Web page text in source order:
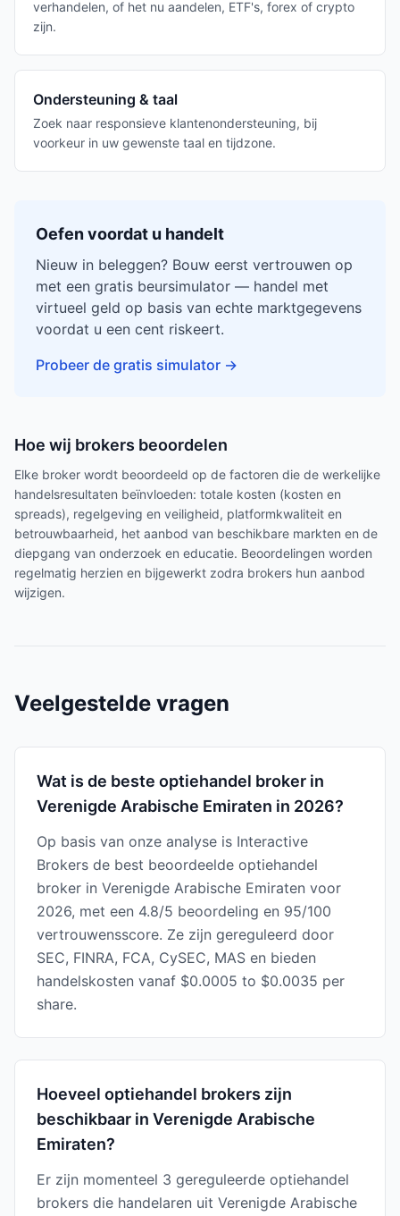
verhandelen, of het nu aandelen, ETF's, forex of crypto
zijn.
Ondersteuning & taal
Zoek naar responsieve klantenondersteuning, bij
voorkeur in uw gewenste taal en tijdzone.
Oefen voordat u handelt
Nieuw in beleggen? Bouw eerst vertrouwen op
met een gratis beursimulator — handel met
virtueel geld op basis van echte marktgegevens
voordat u een cent riskeert.
Probeer de gratis simulator →
Hoe wij brokers beoordelen
Elke broker wordt beoordeeld op de factoren die de werkelijke
handelsresultaten beïnvloeden: totale kosten (kosten en
spreads), regelgeving en veiligheid, platformkwaliteit en
betrouwbaarheid, het aanbod van beschikbare markten en de
diepgang van onderzoek en educatie. Beoordelingen worden
regelmatig herzien en bijgewerkt zodra brokers hun aanbod
wijzigen.
Veelgestelde vragen
Wat is de beste optiehandel broker in
Verenigde Arabische Emiraten in 2026?
Op basis van onze analyse is Interactive
Brokers de best beoordeelde optiehandel
broker in Verenigde Arabische Emiraten voor
2026, met een 4.8/5 beoordeling en 95/100
vertrouwensscore. Ze zijn gereguleerd door
SEC, FINRA, FCA, CySEC, MAS en bieden
handelskosten vanaf $0.0005 to $0.0035 per
share.
Hoeveel optiehandel brokers zijn
beschikbaar in Verenigde Arabische
Emiraten?
Er zijn momenteel 3 gereguleerde optiehandel
brokers die handelaren uit Verenigde Arabische